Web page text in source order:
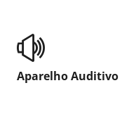
Aparelho Auditivo